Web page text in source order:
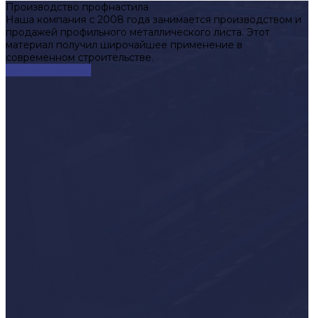
Производство профнастила
Наша компания с 2008 года занимается производством и
продажей профильного металлического листа. Этот
материал получил широчайшее применение в
современном строительстве.